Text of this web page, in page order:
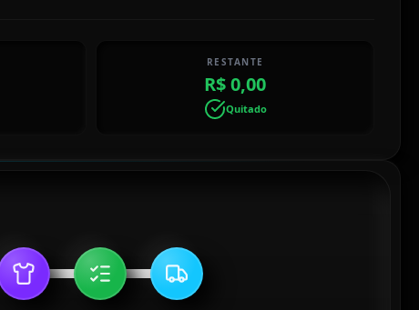
RESTANTE
R$ 0,00
Quitado